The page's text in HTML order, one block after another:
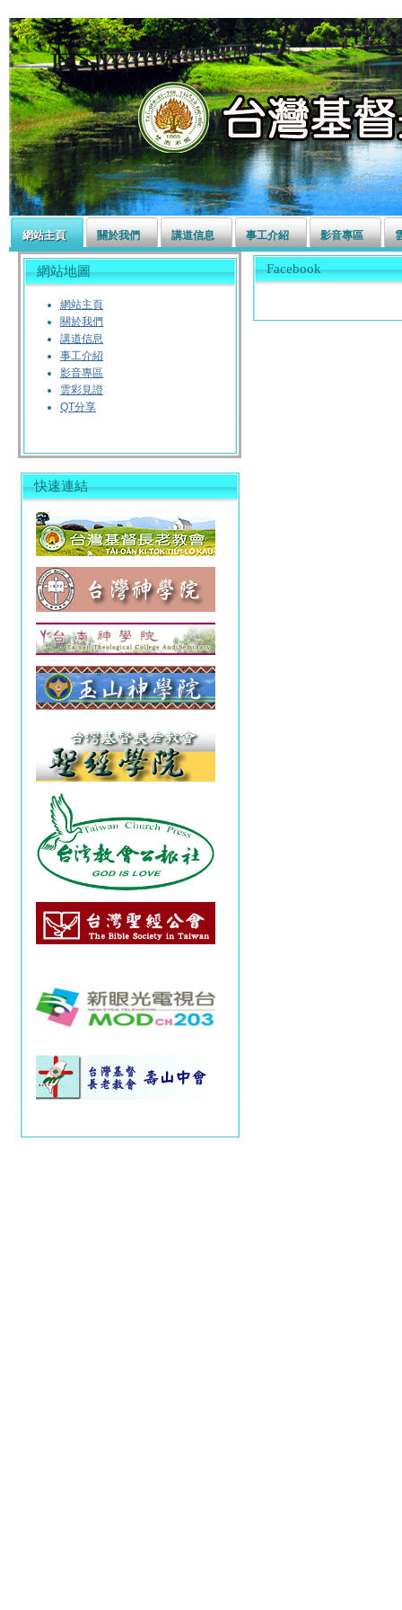
左營長老教會
網站主頁 關於我們 講道信息 事工介紹 影音專區
網站地圖
網站主頁
關於我們
講道信息
事工介紹
影音專區
雲彩見證
QT分享
快速連結
Facebook